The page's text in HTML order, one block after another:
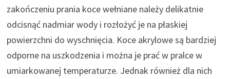
zakończeniu prania koce wełniane należy delikatnie
odcisnąć nadmiar wody i rozłożyć je na płaskiej
powierzchni do wyschnięcia. Koce akrylowe są bardziej
odporne na uszkodzenia i można je prać w pralce w
umiarkowanej temperaturze. Jednak również dla nich